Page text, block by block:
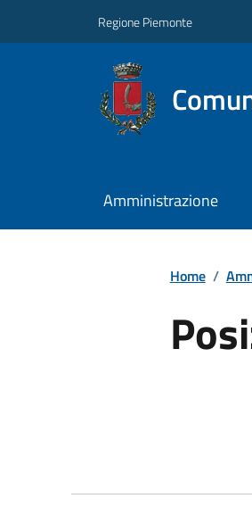
Regione Piemonte
Amministrazione
Home /